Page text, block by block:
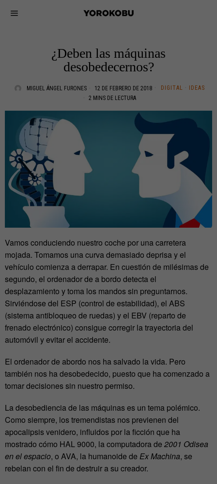
¿Deben las máquinas
desobedecernos?
MIGUEL ÁNGEL FURONES 12 DE FEBRERO DE 2018 DIGITAL ·
IDEAS
2 MINS DE LECTURA
Vamos conduciendo nuestro coche por una carretera
mojada. Tomamos una curva demasiado deprisa y el
vehículo comienza a derrapar. En cuestión de milésimas de
segundo, el ordenador de a bordo detecta el
desplazamiento y toma los mandos sin preguntarnos.
Sirviéndose del ESP (control de estabilidad), el ABS
(sistema antibloqueo de ruedas) y el EBV (reparto de
frenado electrónico) consigue corregir la trayectoria del
automóvil y evitar el accidente.
El ordenador de abordo nos ha salvado la vida. Pero
también nos ha desobedecido, puesto que ha comenzado a
tomar decisiones sin nuestro permiso.
La desobediencia de las máquinas es un tema polémico.
Como siempre, los tremendistas nos previenen del
apocalipsis venidero, influidos por la ficción que ha
mostrado cómo HAL 9000, la computadora de 2001 Odisea
en el espacio, o AVA, la humanoide de Ex Machina, se
rebelan con el fin de destruir a su creador.